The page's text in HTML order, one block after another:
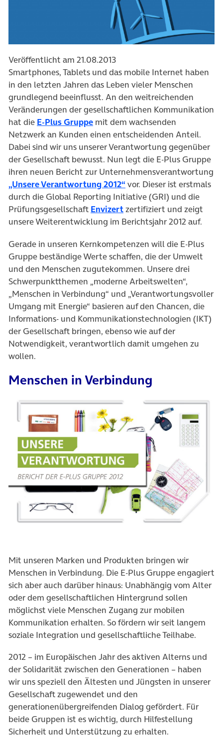
Veröffentlicht am 21.08.2013
Smartphones, Tablets und das mobile Internet haben
in den letzten Jahren das Leben vieler Menschen
grundlegend beeinflusst. An den weitreichenden
Veränderungen der gesellschaftlichen Kommunikation
hat die E-Plus Gruppe mit dem wachsenden
Netzwerk an Kunden einen entscheidenden Anteil.
Dabei sind wir uns unserer Verantwortung gegenüber
der Gesellschaft bewusst. Nun legt die E-Plus Gruppe
ihren neuen Bericht zur Unternehmensverantwortung
„Unsere Verantwortung 2012“ vor. Dieser ist erstmals
durch die Global Reporting Initiative (GRI) und die
Prüfungsgesellschaft Envizertzertifiziert und zeigt
unsere Weiterentwicklung im Berichtsjahr 2012 auf.
Gerade in unseren Kernkompetenzen will die E-Plus
Gruppe beständige Werte schaffen, die der Umwelt
und den Menschen zugutekommen. Unsere drei
Schwerpunktthemen „moderne Arbeitswelten“,
„Menschen in Verbindung“ und „Verantwortungsvoller
Umgang mit Energie“ basieren auf den Chancen, die
Informations- und Kommunikationstechnologien (IKT)
der Gesellschaft bringen, ebenso wie auf der
Notwendigkeit, verantwortlich damit umgehen zu
wollen.
Menschen in Verbindung
Mit unseren Marken und Produkten bringen wir
Menschen in Verbindung. Die E-Plus Gruppe engagiert
sich aber auch darüber hinaus: Unabhängig vom Alter
oder dem gesellschaftlichen Hintergrund sollen
möglichst viele Menschen Zugang zur mobilen
Kommunikation erhalten. So fördern wir seit langem
soziale Integration und gesellschaftliche Teilhabe.
2012 – im Europäischen Jahr des aktiven Alterns und
der Solidarität zwischen den Generationen – haben
wir uns speziell den Ältesten und Jüngsten in unserer
Gesellschaft zugewendet und den
generationenübergreifenden Dialog gefördert. Für
beide Gruppen ist es wichtig, durch Hilfestellung
Sicherheit und Unterstützung zu erhalten.